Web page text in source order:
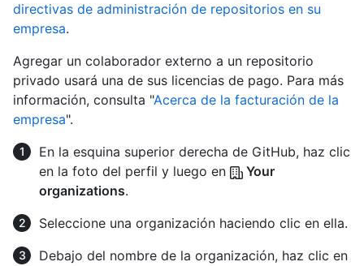
directivas de administración de repositorios en su
empresa.
Agregar un colaborador externo a un repositorio
privado usará una de sus licencias de pago. Para más
información, consulta "Acerca de la facturación de la
empresa".
En la esquina superior derecha de GitHub, haz clic
en la foto del perfil y luego en
Your
organizations.
Seleccione una organización haciendo clic en ella.
Debajo del nombre de la organización, haz clic en